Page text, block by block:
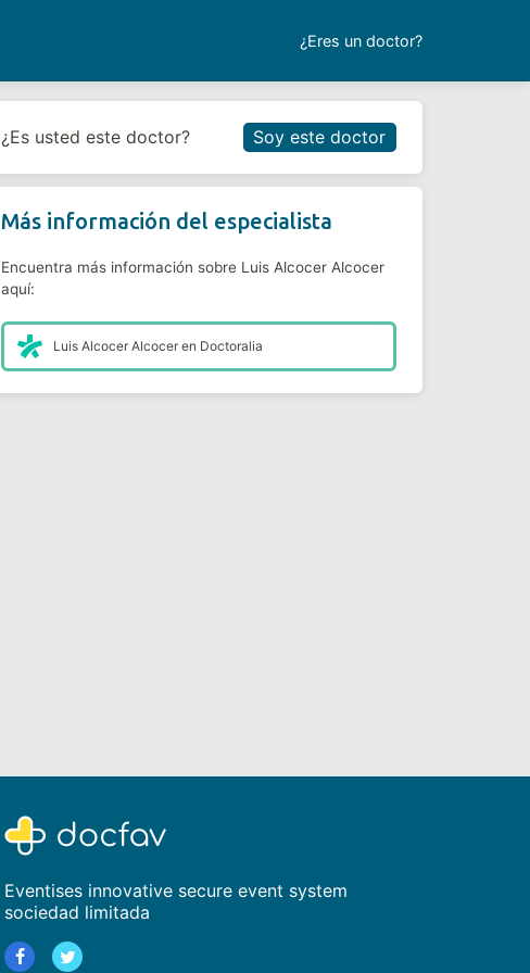
¿Eres un doctor?
Reservar cita
¿Es usted este doctor? Soy este doctor
Más información del especialista
Encuentra más información sobre Luis Alcocer Alcocer
aquí:
Luis Alcocer Alcocer en Doctoralia
Eventises innovative secure event system
sociedad limitada